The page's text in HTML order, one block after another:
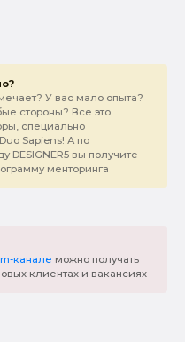
У вас мало опыта?
стороны? Все это
специально
Sapiens! А по
DESIGNER5 вы получите
менторинга
канале можно получать
клиентах и вакансиях